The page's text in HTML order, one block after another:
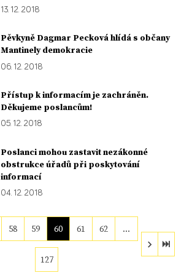
13. 12. 2018
Pěvkyně Dagmar Pecková hlídá s občany
Mantinely demokracie
06. 12. 2018
Přístup k informacím je zachráněn.
Děkujeme poslancům!
05. 12. 2018
Poslanci mohou zastavit nezákonné
obstrukce úřadů při poskytování
informací
04. 12. 2018
58 59 60 61 62 …
127